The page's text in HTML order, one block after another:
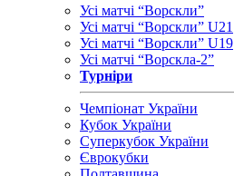
Усі матчі “Ворскли”
Усі матчі “Ворскли” U21
Усі матчі “Ворскли” U19
Усі матчі “Ворскла-2”
Турніри
Чемпіонат України
Кубок України
Суперкубок України
Єврокубки